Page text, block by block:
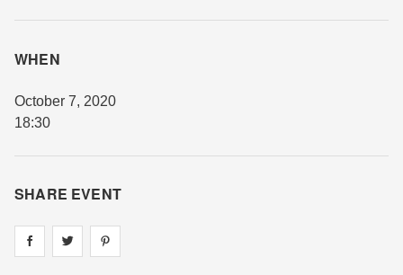
WHEN
October 7, 2020
18:30
SHARE EVENT
Share on facebook
Share on